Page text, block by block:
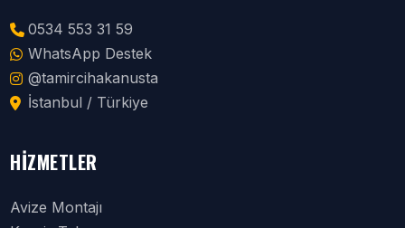
0534 553 31 59
WhatsApp Destek
@tamircihakanusta
İstanbul / Türkiye
HIZMETLER
Avize Montajı